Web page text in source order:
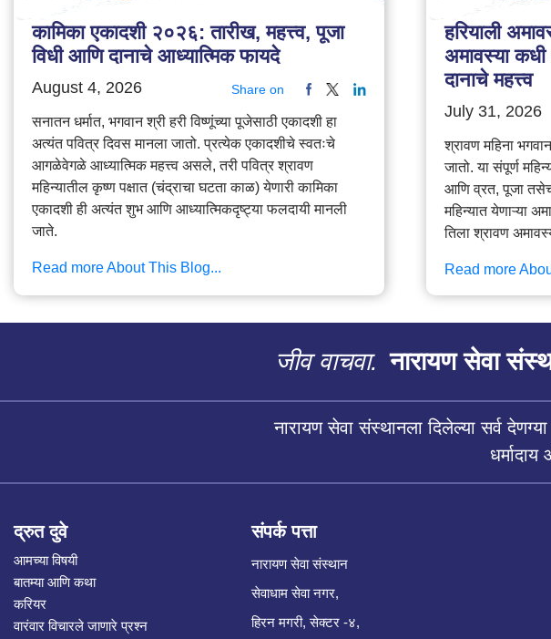
कामिका एकादशी २०२६: तारीख, महत्त्व, पूजा
विधी आणि दानाचे आध्यात्मिक फायदे
August 4, 2026 Share on
सनातन धर्मात, भगवान श्री हरी विष्णूंच्या पूजेसाठी एकादशी हा
अत्यंत पवित्र दिवस मानला जातो. प्रत्येक एकादशीचे स्वतःचे
आगळेवेगळे आध्यात्मिक महत्त्व असले, तरी पवित्र श्रावण
महिन्यातील कृष्ण पक्षात (चंद्राचा घटता काळ) येणारी कामिका
एकादशी ही अत्यंत शुभ आणि आध्यात्मिकदृष्ट्या फलदायी मानली
जाते.
Read more About This Blog...
हरियाली
अमावस्या
दानाचे महत्त्व
July 31, 2026
श्रावण महिना
जातो. या संपूर्ण
आणि व्रत, पूजा तसेच
महिन्यात येणाऱ्या
तिला श्रावण
Read more
जीव वाचवा. नारायण सेवा
नारायण सेवा संस्थानला दिलेल्या सर्व
द्रुत दुवे
आमच्या विषयी
बातम्या आणि कथा
करियर
वारंवार विचारले जाणारे प्रश्न
संपर्क पत्ता
नारायण सेवा संस्थान
सेवाधाम सेवा नगर,
हिरन मगरी, सेक्टर -४,